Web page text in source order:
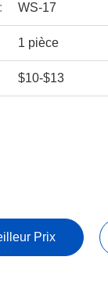
WS-17
1 pièce
$10-$13
Prix